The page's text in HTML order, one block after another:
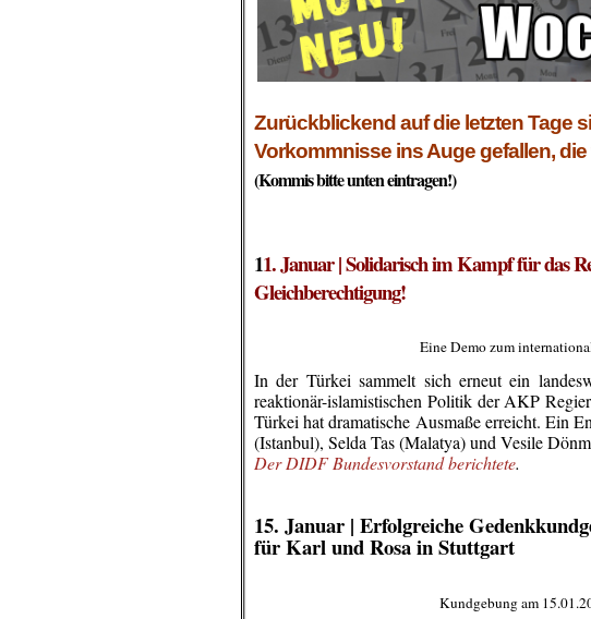
Zurückblickend auf die letzten Tage
Vorkommnisse ins Auge gefallen,
(Kommis bitte unten eintragen!)
11. Januar |Solidarisch im Kampf für das
Gleichberechtigung!
Eine Demo zum
In der Türkei sammelt sich erneut ein
reaktionär-islamistischen Politik der AKP
Türkei hat dramatische Ausmaße erreicht. Ein
(Istanbul), Selda Tas (Malatya) und Vesile
Der DIDF Bundesvorstandberichtete.
15. Januar | Erfolgreiche
für Karl und Rosa in Stuttgart
Kundgebung am